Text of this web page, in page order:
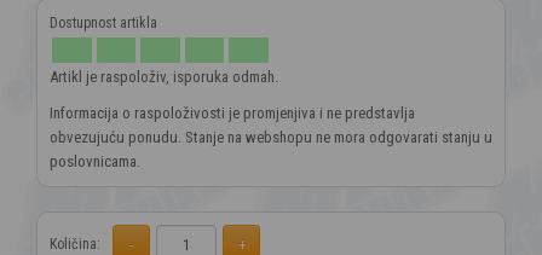
Artikl je raspoloživ, isporuka odmah.
Informacija o raspoloživosti je promjenjiva i ne predstavlja
obvezujuću ponudu. Stanje na webshopu ne mora odgovarati stanju u
poslovnicama.
Količina: